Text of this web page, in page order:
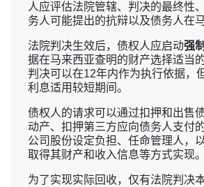
人应评估法院管辖、判决的最终性
务人可能提出的抗辩以及债务人在
法院判决生效后，债权人应启动强
据在马来西亚查明的财产选择适当
判决可以在12年内作为执行依据，
利息适用较短期间。
债权人的请求可以通过扣押和出售
动产、扣押第三方应向债务人支付
公司股份设定负担、任命管理人，
取得其财产和收入信息等方式实现。
为了实现实际回收，仅有法院判决